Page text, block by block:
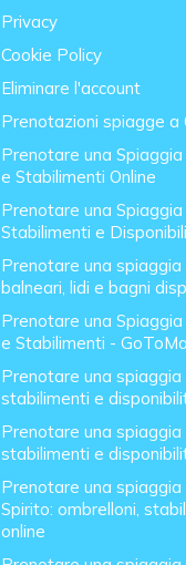
Privacy
Cookie Policy
Eliminare l'account
Prenotazioni spiagge a
Prenotare una
e Stabilimenti Online
Prenotare una Spiaggia
Stabilimenti e
Prenotare una
balneari, lidi e bagni
Prenotare una
e Stabilimenti -
Prenotare una spiaggia
stabilimenti e
Prenotare una spiaggia
stabilimenti e
Prenotare una
Spirito: ombrelloni,
online